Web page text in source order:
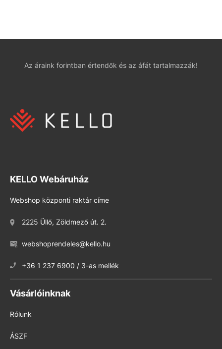
Az áraink forintban értendők és az áfát tartalmazzák!
KELLO Webáruház
Webshop központi raktár címe
2225 Üllő, Zöldmező út. 2.
webshoprendeles@kello.hu
+36 1 237 6900 / 3-as mellék
Vásárlóinknak
Rólunk
ÁSZF